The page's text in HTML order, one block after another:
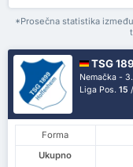
*Prosečna statistika
TSG
Nemačka -
Liga Pos.15
Forma
Ukupno